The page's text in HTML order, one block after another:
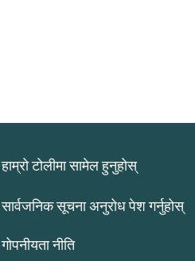
हाम्रो टोलीमा सामेल हुनुहोस्
सार्वजनिक सूचना अनुरोध पेश गर्नुहोस्
गोपनीयता नीति